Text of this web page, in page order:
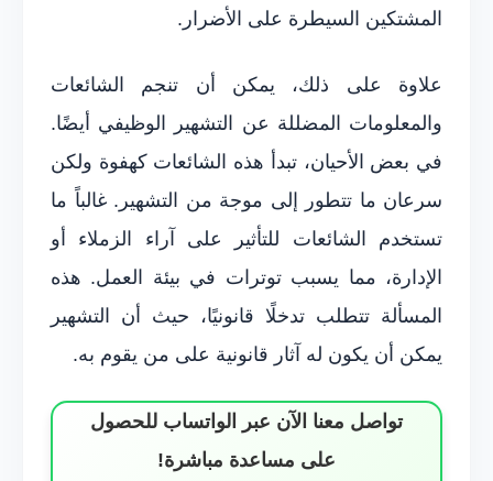
المشتكين السيطرة على الأضرار.
علاوة على ذلك، يمكن أن تنجم الشائعات
والمعلومات المضللة عن التشهير الوظيفي أيضًا.
في بعض الأحيان، تبدأ هذه الشائعات كهفوة ولكن
سرعان ما تتطور إلى موجة من التشهير. غالباً ما
تستخدم الشائعات للتأثير على آراء الزملاء أو
الإدارة، مما يسبب توترات في بيئة العمل. هذه
المسألة تتطلب تدخلًا قانونيًا، حيث أن التشهير
يمكن أن يكون له آثار قانونية على من يقوم به.
تواصل معنا الآن عبر الواتساب للحصول
على مساعدة مباشرة!